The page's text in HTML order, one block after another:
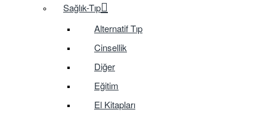
Sağlık-Tıp
Alternatif Tıp
Cinsellik
Diğer
Eğitim
El Kitapları